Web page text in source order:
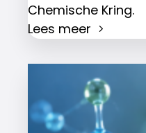
Chemische Kring.
Lees meer